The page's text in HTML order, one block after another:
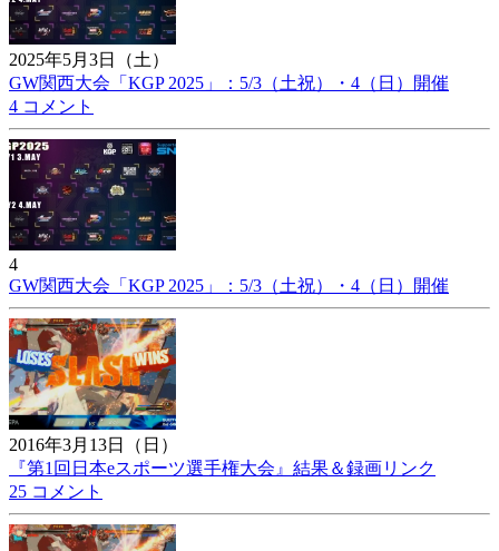
2025年5月3日（土）
GW関西大会「KGP 2025」：5/3（土祝）・4（日）開催
4 コメント
4
GW関西大会「KGP 2025」：5/3（土祝）・4（日）開催
2016年3月13日（日）
『第1回日本eスポーツ選手権大会』結果＆録画リンク
25 コメント